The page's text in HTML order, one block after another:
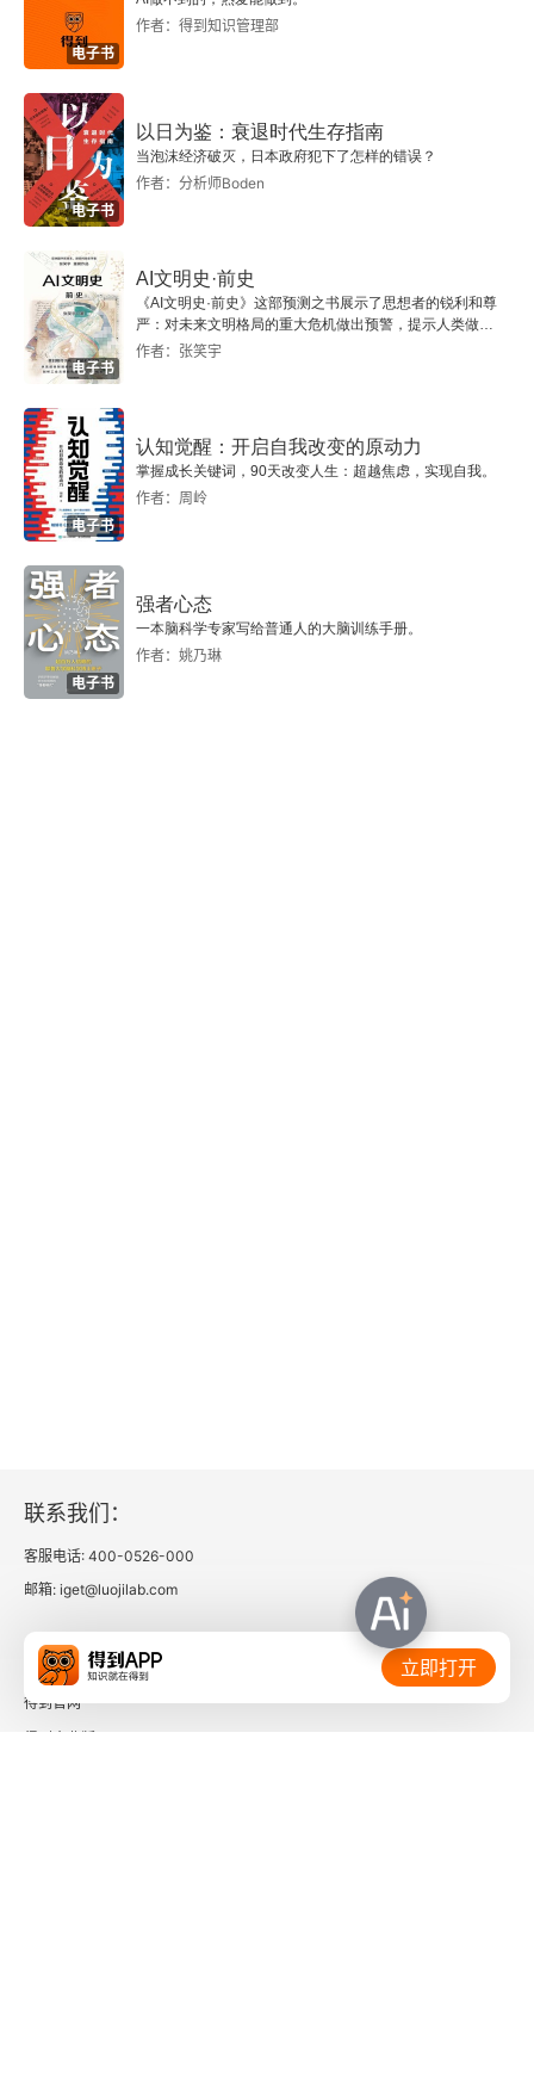
第三部分 东方问题
第七章 塞浦路斯
2007
第八章 土耳其
2008
第四部分 结论
第九章 先兆
第十章 预测
译后记
电子书
作者：得到知识管理部
电子书
以日为鉴：衰退时代生存指南
当泡沫经济破灭，日本政府犯下了怎样的错误？
作者：分析师Boden
电子书
AI文明史·前史
《AI文明史·前史》这部预测之书展示了思想者的锐利和尊
严：对未来文明格局的重大危机做出预警，提示人类做出
智慧的选择。
作者：张笑宇
电子书
认知觉醒：开启自我改变的原动力
掌握成长关键词，90天改变人生：超越焦虑，实现自我。
作者：周岭
电子书
强者心态
一本脑科学专家写给普通人的大脑训练手册。
作者：姚乃琳
联系我们：
客服电话: 400-0526-000
邮箱: iget@luojilab.com
相关链接：
得到官网
立即打开